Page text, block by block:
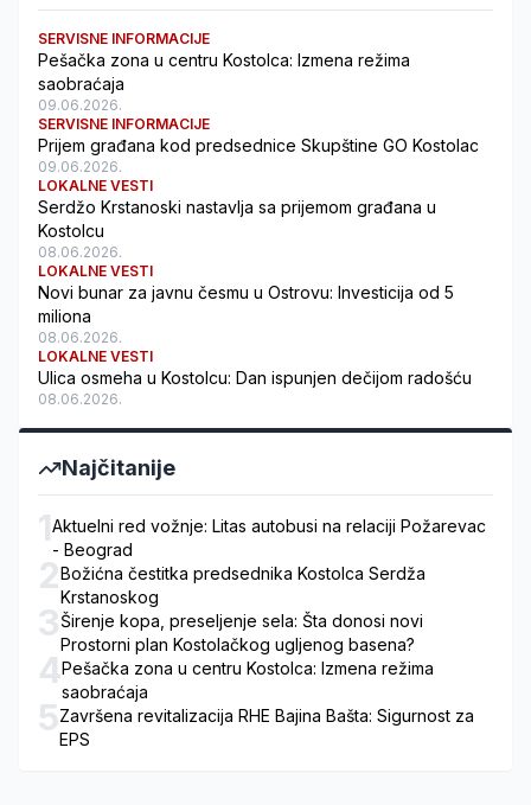
SERVISNE INFORMACIJE
Pešačka zona u centru Kostolca: Izmena režima
saobraćaja
09.06.2026.
SERVISNE INFORMACIJE
Prijem građana kod predsednice Skupštine GO Kostolac
09.06.2026.
LOKALNE VESTI
Serdžo Krstanoski nastavlja sa prijemom građana u
Kostolcu
08.06.2026.
LOKALNE VESTI
Novi bunar za javnu česmu u Ostrovu: Investicija od 5
miliona
08.06.2026.
LOKALNE VESTI
Ulica osmeha u Kostolcu: Dan ispunjen dečijom radošću
08.06.2026.
Najčitanije
1Aktuelni red vožnje: Litas autobusi na relaciji Požarevac
- Beograd
2Božićna čestitka predsednika Kostolca Serdža
Krstanoskog
3Širenje kopa, preseljenje sela: Šta donosi novi
Prostorni plan Kostolačkog ugljenog basena?
4Pešačka zona u centru Kostolca: Izmena režima
saobraćaja
5Završena revitalizacija RHE Bajina Bašta: Sigurnost za
EPS